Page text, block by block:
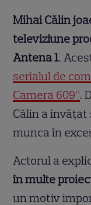
Mihai Călin
televiziune
Antena 1.
serialul de
Camera 609”.
Călin a învățat
munca în
Actorul a
în multe
un motiv